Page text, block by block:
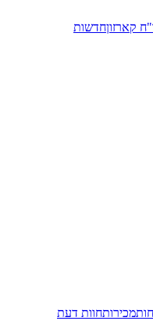
קארזוןחדשות
מכירותחוות דעת